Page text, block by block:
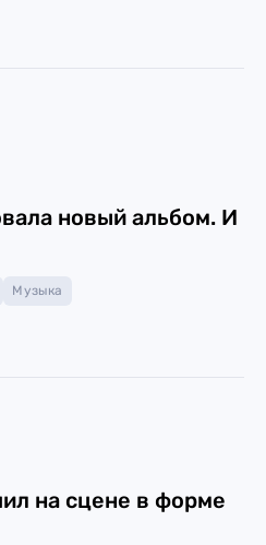
новый альбом. И
Музыка
на сцене в форме